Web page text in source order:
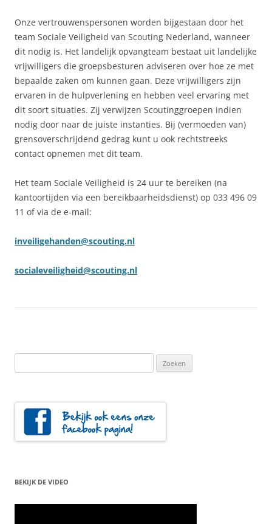
Onze vertrouwenspersonen worden bijgestaan door het
team Sociale Veiligheid van Scouting Nederland, wanneer
dit nodig is. Het landelijk opvangteam bestaat uit landelijke
vrijwilligers die groepsbesturen adviseren over hoe ze met
bepaalde zaken om kunnen gaan. Deze vrijwilligers zijn
ervaren in de hulpverlening en hebben veel ervaring met
dit soort situaties. Zij verwijzen Scoutinggroepen indien
nodig door naar de juiste instanties. Bij (vermoeden van)
grensoverschrijdend gedrag kunt u ook rechtstreeks
contact opnemen met dit team.
Het team Sociale Veiligheid is 24 uur te bereiken (na
kantoortijden via een bereikbaarheidsdienst) op 033 496 09
11 of via de e-mail:
inveiligehanden@scouting.nl
socialeveiligheid@scouting.nl
naar:
BEKIJK DE VIDEO